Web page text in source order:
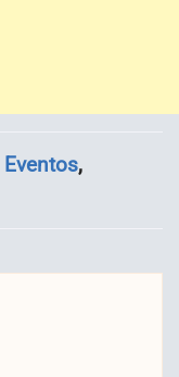
Eventos,